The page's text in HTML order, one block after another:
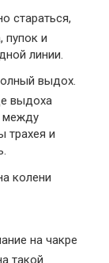
стараться,
пупок и
линии.
выдох.
выдоха
между
трахея и
колени
на чакре
такой